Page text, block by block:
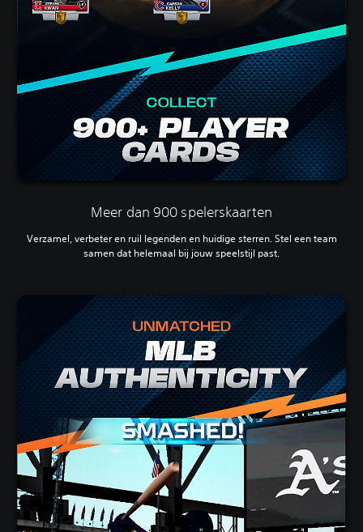
Meer dan 900 spelerskaarten
Verzamel, verbeter en ruil legenden en huidige sterren. Stel een team
samen dat helemaal bij jouw speelstijl past.